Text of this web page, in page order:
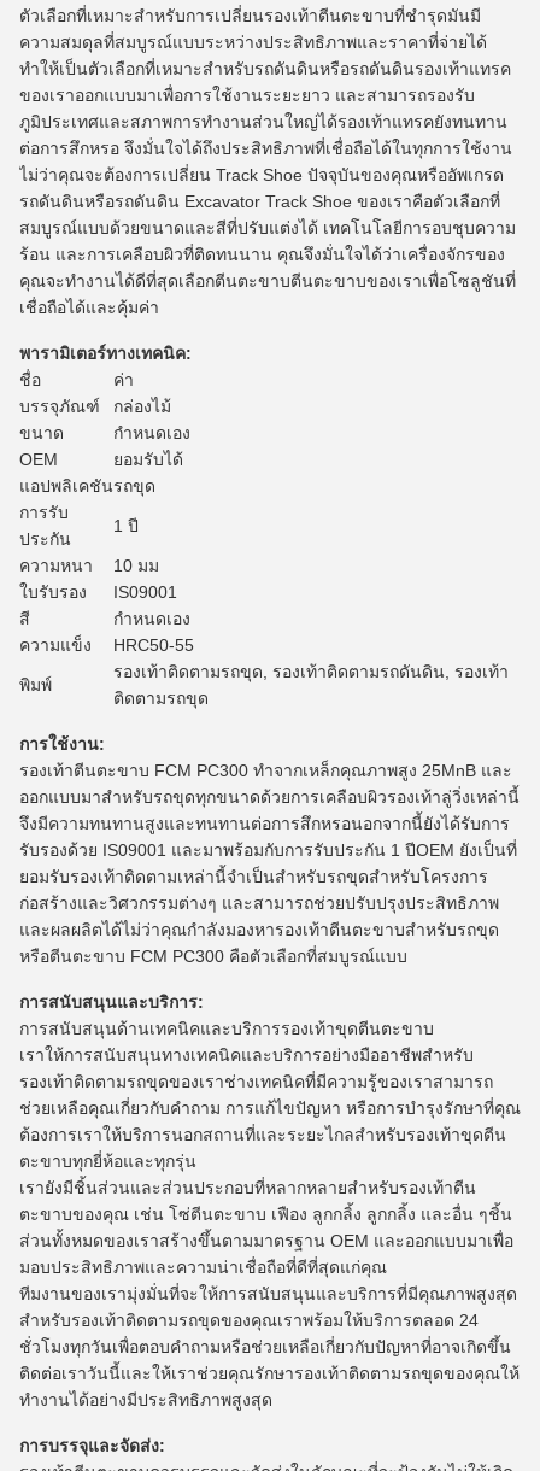
ตัวเลือกที่เหมาะสำหรับการเปลี่ยนรองเท้าตีนตะขาบที่ชำรุดมันมี
ความสมดุลที่สมบูรณ์แบบระหว่างประสิทธิภาพและราคาที่จ่ายได้
ทำให้เป็นตัวเลือกที่เหมาะสำหรับรถดันดินหรือรถดันดินรองเท้าแทรค
ของเราออกแบบมาเพื่อการใช้งานระยะยาว และสามารถรองรับ
ภูมิประเทศและสภาพการทำงานส่วนใหญ่ได้รองเท้าแทรคยังทนทาน
ต่อการสึกหรอ จึงมั่นใจได้ถึงประสิทธิภาพที่เชื่อถือได้ในทุกการใช้งาน
ไม่ว่าคุณจะต้องการเปลี่ยน Track Shoe ปัจจุบันของคุณหรืออัพเกรด
รถดันดินหรือรถดันดิน Excavator Track Shoe ของเราคือตัวเลือกที่
สมบูรณ์แบบด้วยขนาดและสีที่ปรับแต่งได้ เทคโนโลยีการอบชุบความ
ร้อน และการเคลือบผิวที่ติดทนนาน คุณจึงมั่นใจได้ว่าเครื่องจักรของ
คุณจะทำงานได้ดีที่สุดเลือกตีนตะขาบตีนตะขาบของเราเพื่อโซลูชันที่
เชื่อถือได้และคุ้มค่า
พารามิเตอร์ทางเทคนิค:
ชื่อ
ค่า
บรรจุภัณฑ์
กล่องไม้
ขนาด
กำหนดเอง
OEM
ยอมรับได้
แอปพลิเคชันรถขุด
การรับ
ประกัน
1 ปี
ความหนา
10 มม
ใบรับรอง
IS09001
สี
กำหนดเอง
ความแข็ง
HRC50-55
พิมพ์
รองเท้าติดตามรถขุด, รองเท้าติดตามรถดันดิน, รองเท้า
ติดตามรถขุด
การใช้งาน:
รองเท้าตีนตะขาบ FCM PC300 ทำจากเหล็กคุณภาพสูง 25MnB และ
ออกแบบมาสำหรับรถขุดทุกขนาดด้วยการเคลือบผิวรองเท้าลู่วิ่งเหล่านี้
จึงมีความทนทานสูงและทนทานต่อการสึกหรอนอกจากนี้ยังได้รับการ
รับรองด้วย IS09001 และมาพร้อมกับการรับประกัน 1 ปีOEM ยังเป็นที่
ยอมรับรองเท้าติดตามเหล่านี้จำเป็นสำหรับรถขุดสำหรับโครงการ
ก่อสร้างและวิศวกรรมต่างๆ และสามารถช่วยปรับปรุงประสิทธิภาพ
และผลผลิตได้ไม่ว่าคุณกำลังมองหารองเท้าตีนตะขาบสำหรับรถขุด
หรือตีนตะขาบ FCM PC300 คือตัวเลือกที่สมบูรณ์แบบ
การสนับสนุนและบริการ:
การสนับสนุนด้านเทคนิคและบริการรองเท้าขุดตีนตะขาบ
เราให้การสนับสนุนทางเทคนิคและบริการอย่างมืออาชีพสำหรับ
รองเท้าติดตามรถขุดของเราช่างเทคนิคที่มีความรู้ของเราสามารถ
ช่วยเหลือคุณเกี่ยวกับคำถาม การแก้ไขปัญหา หรือการบำรุงรักษาที่คุณ
ต้องการเราให้บริการนอกสถานที่และระยะไกลสำหรับรองเท้าขุดตีน
ตะขาบทุกยี่ห้อและทุกรุ่น
เรายังมีชิ้นส่วนและส่วนประกอบที่หลากหลายสำหรับรองเท้าตีน
ตะขาบของคุณ เช่น โซ่ตีนตะขาบ เฟือง ลูกกลิ้ง ลูกกลิ้ง และอื่น ๆชิ้น
ส่วนทั้งหมดของเราสร้างขึ้นตามมาตรฐาน OEM และออกแบบมาเพื่อ
มอบประสิทธิภาพและความน่าเชื่อถือที่ดีที่สุดแก่คุณ
ทีมงานของเรามุ่งมั่นที่จะให้การสนับสนุนและบริการที่มีคุณภาพสูงสุด
สำหรับรองเท้าติดตามรถขุดของคุณเราพร้อมให้บริการตลอด 24
ชั่วโมงทุกวันเพื่อตอบคำถามหรือช่วยเหลือเกี่ยวกับปัญหาที่อาจเกิดขึ้น
ติดต่อเราวันนี้และให้เราช่วยคุณรักษารองเท้าติดตามรถขุดของคุณให้
ทำงานได้อย่างมีประสิทธิภาพสูงสุด
การบรรจุและจัดส่ง: